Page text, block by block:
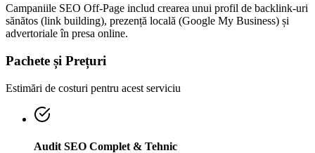
Campaniile SEO Off-Page includ crearea unui profil de backlink-uri
sănătos (link building), prezență locală (Google My Business) și
advertoriale în presa online.
Pachete și Prețuri
Estimări de costuri pentru acest serviciu
Audit SEO Complet & Tehnic